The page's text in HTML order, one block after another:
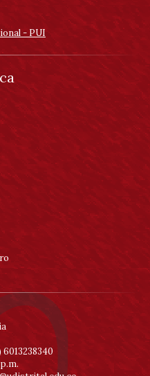
- PUI
6013238340